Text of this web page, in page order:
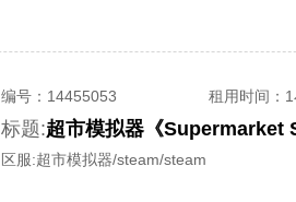
编号： 14455053 租用时间 ：
标题:超市模拟器《Supermarket
区服:超市模拟器/steam/steam